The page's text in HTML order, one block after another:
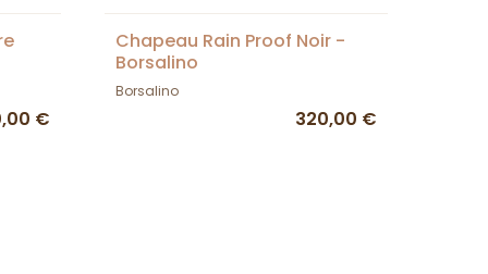
€
Chapeau Rain Proof Noir -
Borsalino
Borsalino
320,00 €